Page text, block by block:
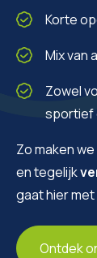
Korte
Mix van
Zowel
sportief
Zo maken
en tegelijk
gaat hier
Ontdek